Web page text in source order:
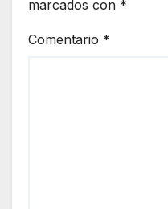
marcados con *
Comentario *